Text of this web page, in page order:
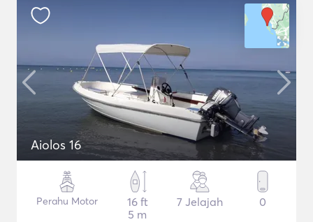
Aiolos 16
Perahu Motor
16 ft
5 m
7 Jelajah 0